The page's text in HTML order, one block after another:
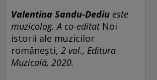
Valentina Sandu-Dediu este
muzicolog. A co-editat Noi
istorii ale muzicilor
românești, 2 vol., Editura
Muzicală, 2020.